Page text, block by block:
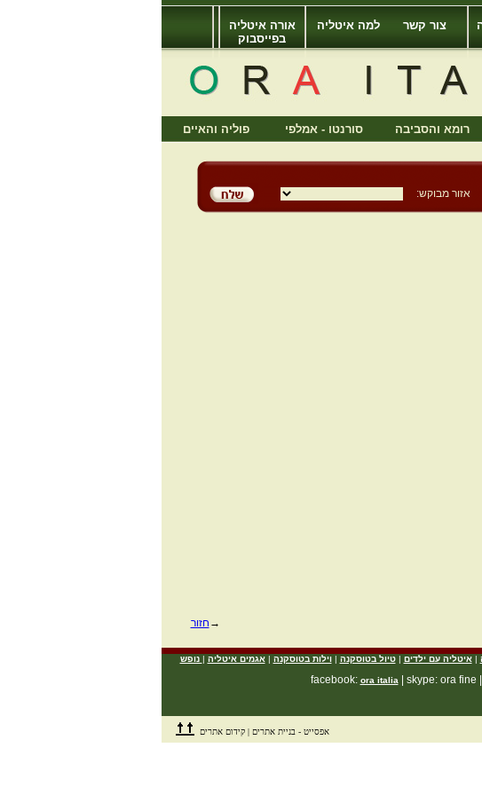
צור קשר למה איטליה
אורה איטליה
בפייסבוק
רומא והסביבה סורנטו - אמלפי פוליה והאיים
אזור מבוקש:
→ חזור
|איטליה עם ילדים |טיול בטוסקנה |וילות בטוסקנה |אגמים איטליה | נופש
ora italia| skype: ora fine |
אפסייט - בניית אתרים | קידום אתרים